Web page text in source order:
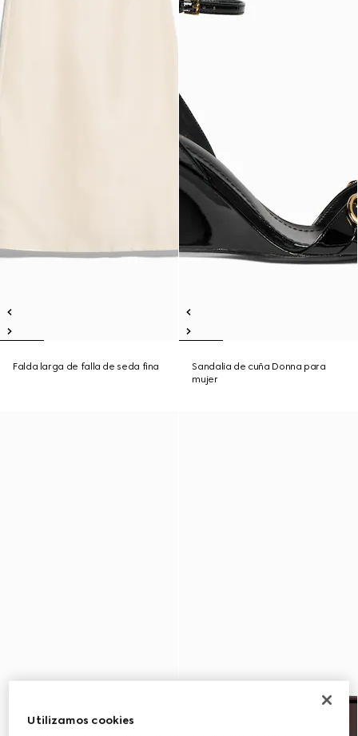
Falda larga de falla de seda fina
Sandalia de cuña Donna para
mujer
Utilizamos cookies